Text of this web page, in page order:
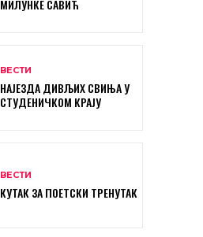
МИЛУНКЕ САВИЋ
ВЕСТИ
НАЈЕЗДА ДИВЉИХ СВИЊА У
СТУДЕНИЧКОМ КРАЈУ
ВЕСТИ
КУТАК ЗА ПОЕТСКИ ТРЕНУТАК